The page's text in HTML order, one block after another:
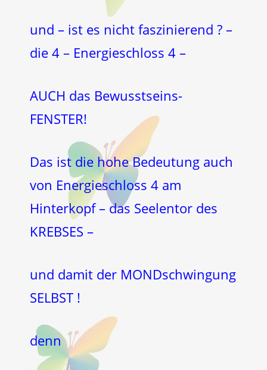
und – ist es nicht faszinierend ? –
die 4 – Energieschloss 4 –
AUCH das Bewusstseins-
FENSTER!
Das ist die hohe Bedeutung auch
von Energieschloss 4 am
Hinterkopf – das Seelentor des
KREBSES –
und damit der MONDschwingung
SELBST !
denn